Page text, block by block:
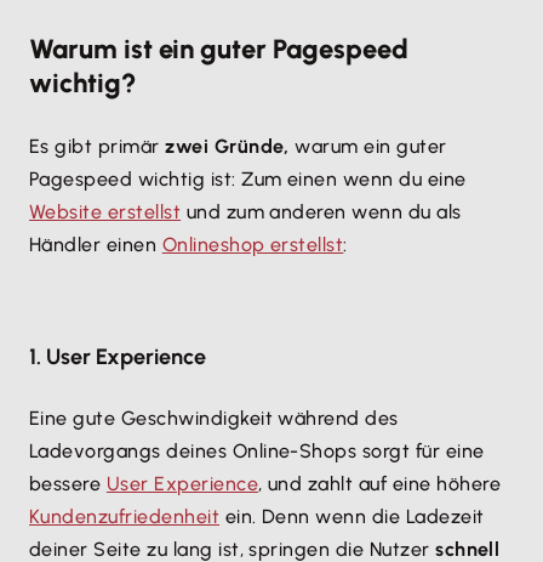
Warum ist ein guter Pagespeed
wichtig?
Es gibt primärzwei Gründe,warum ein guter
Pagespeed wichtig ist: Zum einen wenn du eine
Website erstellst und zum anderen wenn du als
Händler einen Onlineshop erstellst:
1. User Experience
Eine gute Geschwindigkeit während des
Ladevorgangs deines Online-Shops sorgt für eine
bessere User Experience, und zahlt auf eine höhere
Kundenzufriedenheit ein. Denn wenn die Ladezeit
deiner Seite zu lang ist, springen die Nutzerschnell